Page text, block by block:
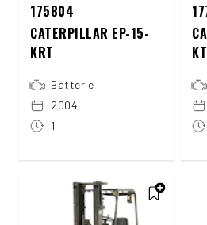
175804
CATERPILLAR EP-15-
KRT
Batterie
2004
1
KT